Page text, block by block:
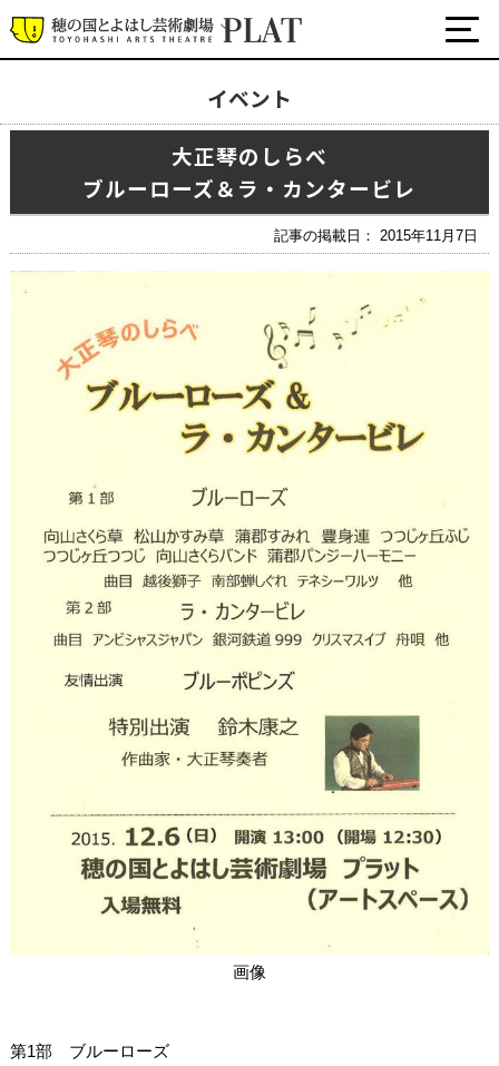
公式SNS
アクセシビリティ/
サービス
会員制度のご案内
プラットニュース 出版物・映像
交通アクセス お問合せ
サイトマップ トップに戻る
イベント
大正琴のしらべ
ブルーローズ＆ラ・カンタービレ
記事の掲載日： 2015年11月7日
画像
第1部 ブルーローズ
最新の公演・イベント情報
演劇・ダンス・音楽など
ワークショップ・講座
イベント
プラットについて
チケット・座席表・鑑賞サポートなど
施設の利用について
関連団体・施設